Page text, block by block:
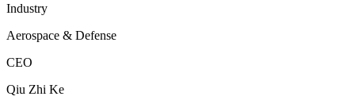
Industry
Aerospace & Defense
CEO
Qiu Zhi Ke